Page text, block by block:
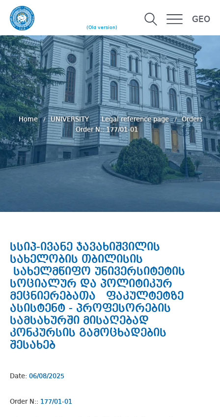
(Old version)
GEO
Home UNIVERSITY Legal reference page
Orders
Order N:: 177/01-01
სსიპ-ივანე ჯავახიშვილის
სახელობის თბილისის
სახელმწიფო უნივერსიტეტის
სოციალურ და პოლიტიკურ
მეცნიერებათა ფაკულტეტზე
ასისტენტ - პროფესორების
სამსახურში მისაღებად
კონკურსის გამოცხადების
შესახებ
Date: 06/08/2025
Order N:: 177/01-01